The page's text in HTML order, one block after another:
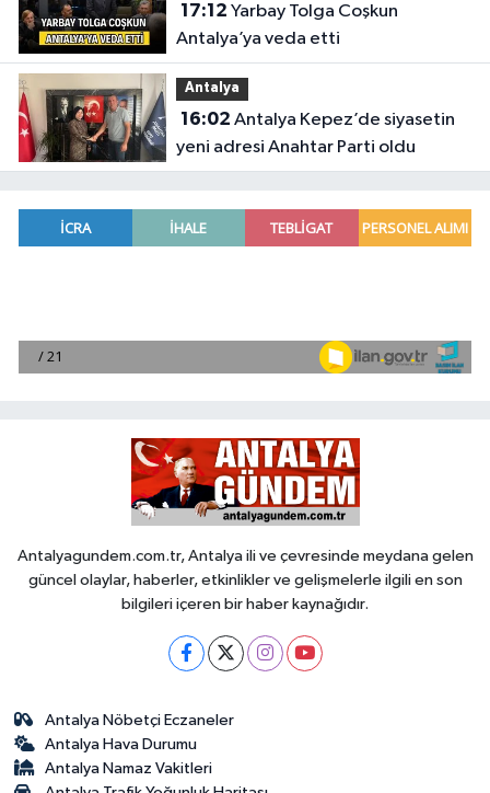
17:12
Antalya’ya veda etti
Antalya
16:02
yeni adresi Anahtar Parti oldu
Antalyagundem.com.tr, Antalya ili ve çevresinde meydana gelen
güncel olaylar, haberler, etkinlikler ve gelişmelerle ilgili en son
bilgileri içeren bir haber kaynağıdır.
Antalya Nöbetçi Eczaneler
Antalya Hava Durumu
Antalya Namaz Vakitleri